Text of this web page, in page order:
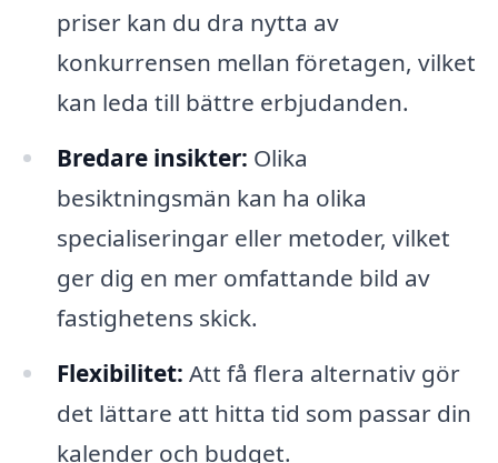
priser kan du dra nytta av
konkurrensen mellan företagen, vilket
kan leda till bättre erbjudanden.
Bredare insikter: Olika
besiktningsmän kan ha olika
specialiseringar eller metoder, vilket
ger dig en mer omfattande bild av
fastighetens skick.
Flexibilitet: Att få flera alternativ gör
det lättare att hitta tid som passar din
kalender och budget.